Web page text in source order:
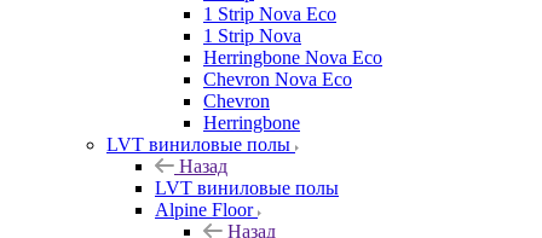
1 Strip Nova Eco
1 Strip Nova
Herringbone Nova Eco
Chevron Nova Eco
Chevron
Herringbone
LVT виниловые полы
Назад
LVT виниловые полы
Alpine Floor
Назад